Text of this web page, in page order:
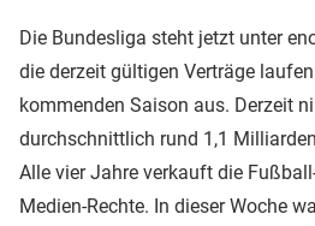
Die Bundesliga steht jetzt unter
die derzeit gültigen Verträge
kommenden Saison aus. Derzeit
durchschnittlich rund 1,1
Alle vier Jahre verkauft die
Medien-Rechte. In dieser Woche